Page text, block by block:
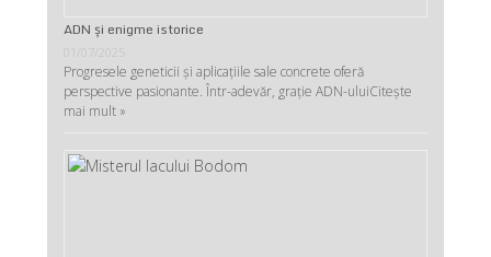
ADN şi enigme istorice
01/07/2025
Progresele geneticii şi aplicaţiile sale concrete oferă
perspective pasionante. Într-adevăr, graţie ADN-uluiCitește
mai mult »